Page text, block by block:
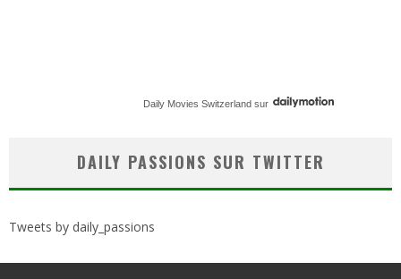
Daily Movies Switzerland sur
DAILY PASSIONS SUR TWITTER
Tweets by daily_passions